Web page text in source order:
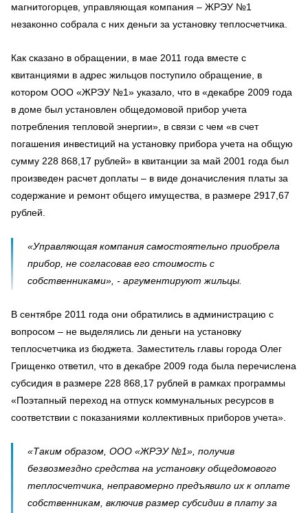
магнитогорцев, управляющая компания – ЖРЭУ №1
незаконно собрала с них деньги за установку теплосчетчика.
Как сказано в обращении, в мае 2011 года вместе с
квитанциями в адрес жильцов поступило обращение, в
котором ООО «ЖРЭУ №1» указало, что в «декабре 2009 года
в доме был установлен общедомовой прибор учета
потребления тепловой энергии», в связи с чем «в счет
погашения инвестиций на установку прибора учета на общую
сумму 228 868, 17 рублей» в квитанции за май 2001 года был
произведен расчет доплаты – в виде доначисления платы за
содержание и ремонт общего имущества, в размере 2917,67
рублей.
«Управляющая компания самостоятельно приобрела
прибор, не согласовав его стоимость с
собственниками», - аргументируют жильцы.
В сентябре 2011 года они обратились в администрацию с
вопросом – не выделялись ли деньги на установку
теплосчетчика из бюджета. Заместитель главы города Олег
Грищенко ответил, что в декабре 2009 года была перечислена
субсидия в размере 228 868, 17 рублей в рамках программы
«Поэтапный переход на отпуск коммунальных ресурсов в
соответствии с показаниями коллективных приборов учета».
«Таким образом, ООО «ЖРЭУ №1», получив
безвозмездно средства на установку общедомового
теплосчетчика, неправомерно предъявило их к оплате
собственникам, включив размер субсидии в плату за